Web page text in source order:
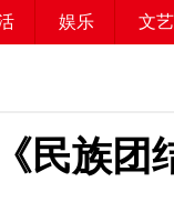
娱乐 文艺
民族团